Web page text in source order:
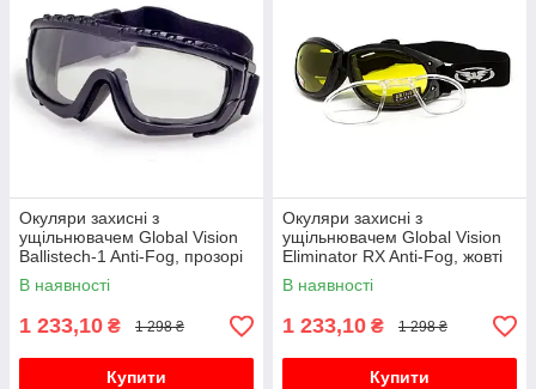
Окуляри захисні з
ущільнювачем Global Vision
Ballistech-1 Anti-Fog, прозорі
В наявності
1 233,10 ₴ 1 298 ₴
Купити
Окуляри захисні з
ущільнювачем Global Vision
Eliminator RX Anti-Fog, жовті
В наявності
1 233,10 ₴ 1 298 ₴
Купити